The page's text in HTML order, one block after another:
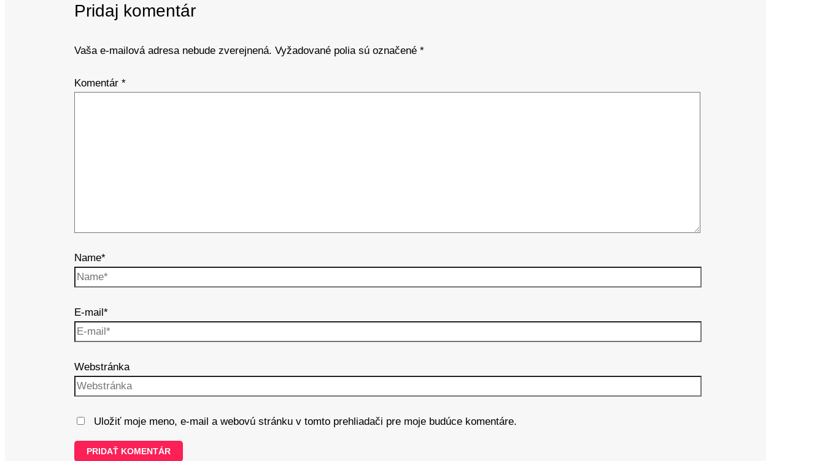
Pridaj komentár
Vaša e-mailová adresa nebude zverejnená. Vyžadované polia sú označené*
Komentár*
Name*
E-mail*
Webstránka
Uložiť moje meno, e-mail a webovú stránku v tomto prehliadači pre moje budúce komentáre.